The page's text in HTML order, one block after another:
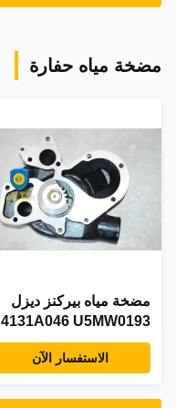
مضخة مياه حفارة
مضخة مياه بيركنز ديزل
4131A046 U5MW0193
U5MW0189 02201840
الاستفسار الآن